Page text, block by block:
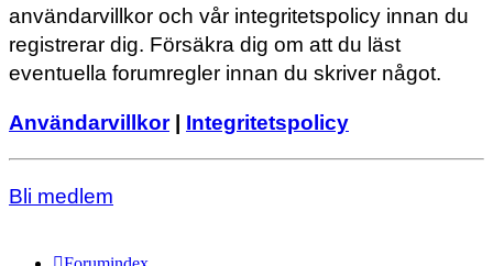
användarvillkor och vår integritetspolicy innan du
registrerar dig. Försäkra dig om att du läst
eventuella forumregler innan du skriver något.
Användarvillkor| Integritetspolicy
Bli medlem